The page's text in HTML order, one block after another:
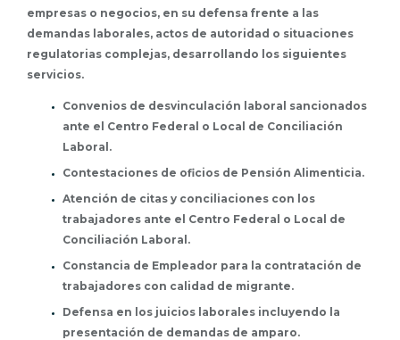
empresas o negocios, en su defensa frente a las
demandas laborales, actos de autoridad o situaciones
regulatorias complejas, desarrollando los siguientes
servicios.
Convenios de desvinculación laboral sancionados
ante el Centro Federal o Local de Conciliación
Laboral.
Contestaciones de oficios de Pensión Alimenticia.
Atención de citas y conciliaciones con los
trabajadores ante el Centro Federal o Local de
Conciliación Laboral.
Constancia de Empleador para la contratación de
trabajadores con calidad de migrante.
Defensa en los juicios laborales incluyendo la
presentación de demandas de amparo.